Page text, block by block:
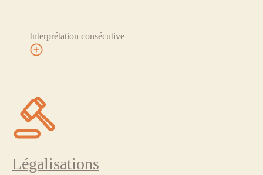
Interprétation consécutive
Légalisations